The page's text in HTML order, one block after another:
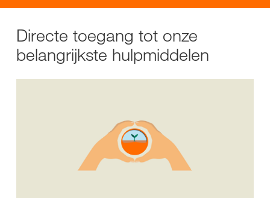
Directe toegang tot onze
belangrijkste hulpmiddelen